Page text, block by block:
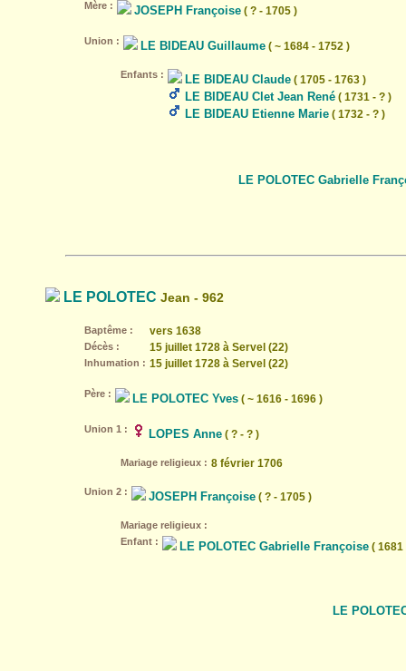
Mère : JOSEPH Françoise ( ? - 1705 )
Union : LE BIDEAU Guillaume ( ~ 1684 - 1752 )
Enfants : LE BIDEAU Claude ( 1705 - 1763 )
LE BIDEAU Clet Jean René ( 1731 - ? )
LE BIDEAU Etienne Marie ( 1732 - ? )
LE POLOTEC Gabrielle
LE POLOTEC Jean - 962
Baptême : vers 1638
Décès : 15 juillet 1728 à Servel (22)
Inhumation : 15 juillet 1728 à Servel (22)
Père : LE POLOTEC Yves ( ~ 1616 - 1696 )
Union 1 : LOPES Anne ( ? - ? )
Mariage religieux : 8 février 1706
Union 2 : JOSEPH Françoise ( ? - 1705 )
Mariage religieux :
Enfant :
LE POLOTEC Gabrielle Françoise ( 1681
LE